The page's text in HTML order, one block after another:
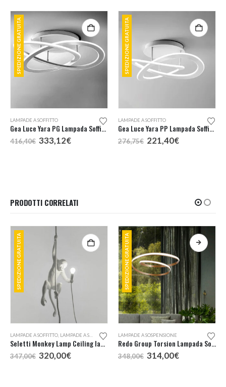
SPEDIZIONE GRATUITA
LAMPADE A SOFFITTO
Gea Luce Yara PG Lampada Soffitto
416,40€ Il
prezzo
333,12€Il
SPEDIZIONE GRATUITA
LAMPADE A SOFFITTO
Gea Luce Yara PP Lampada Soffitto
276,75€ Il
prezzo
221,40€Il
PRODOTTI CORRELATI
SPEDIZIONE GRATUITA
LAMPADE A SOFFITTO LAMPADE A SOSPENSIONE
Seletti Monkey Lamp Ceiling lampada a sospensione
347,00€ Il
prezzo
320,00€Il
SPEDIZIONE GRATUITA
LAMPADE A SOSPENSIONE
Redo Group Torsion Lampada Sospensione LED 74
348,00€ Il
prezzo
314,00€Il